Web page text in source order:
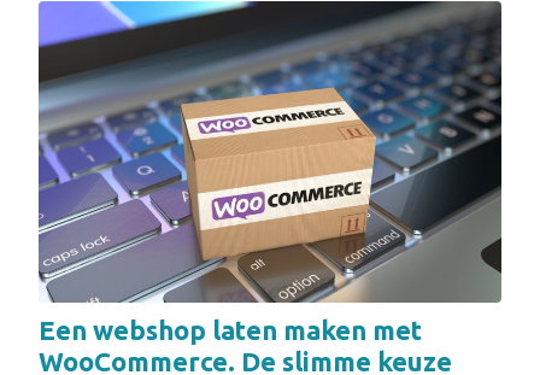
Een webshop laten maken met
WooCommerce. De slimme keuze